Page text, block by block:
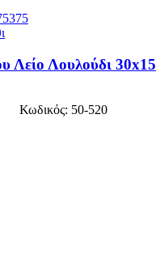
Λείο Λουλούδι 30x15
Κωδικός: 50-520